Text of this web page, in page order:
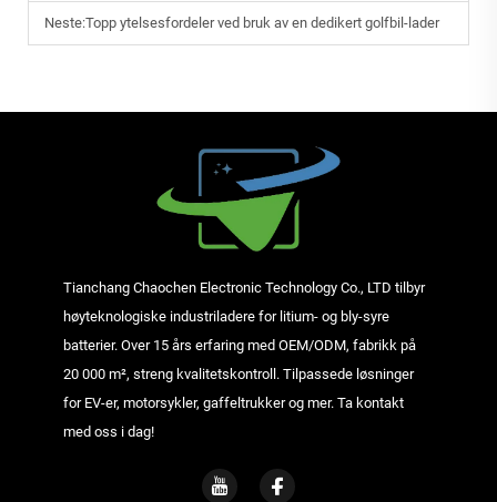
Neste:Topp ytelsesfordeler ved bruk av en dedikert golfbil-lader
Tianchang Chaochen Electronic Technology Co., LTD tilbyr
høyteknologiske industriladere for litium- og bly-syre
batterier. Over 15 års erfaring med OEM/ODM, fabrikk på
20 000 m², streng kvalitetskontroll. Tilpassede løsninger
for EV-er, motorsykler, gaffeltrukker og mer. Ta kontakt
med oss i dag!